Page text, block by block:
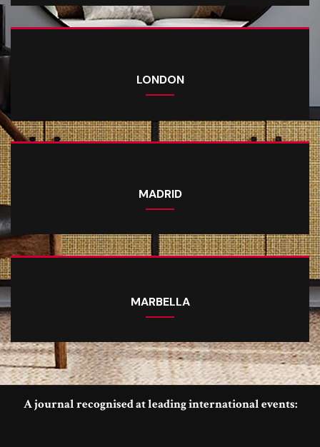
LONDON
MADRID
MARBELLA
A journal recognised at leading international events: